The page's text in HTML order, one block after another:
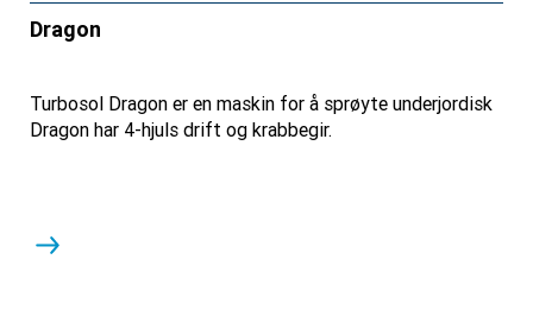
Dragon
Turbosol Dragon er en maskin for å sprøyte underjordisk
Dragon har 4-hjuls drift og krabbegir.